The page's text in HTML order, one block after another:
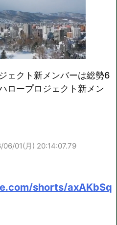
ェクト新メンバーは総勢6
ープロジェクト新メン
06/01(月) 20:14:07.79
shorts/axAKbSq